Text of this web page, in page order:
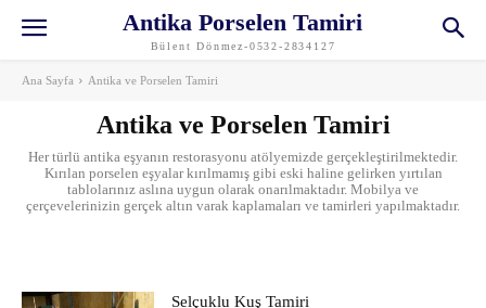
Antika Porselen Tamiri
Bülent Dönmez-0532-2834127
Ana Sayfa Antika ve Porselen Tamiri
Antika ve Porselen Tamiri
Her türlü antika eşyanın restorasyonu atölyemizde gerçekleştirilmektedir.
Kırılan porselen eşyalar kırılmamış gibi eski haline gelirken yırtılan
tablolarınız aslına uygun olarak onarılmaktadır. Mobilya ve
çerçevelerinizin gerçek altın varak kaplamaları ve tamirleri yapılmaktadır.
Selçuklu Kuş Tamiri